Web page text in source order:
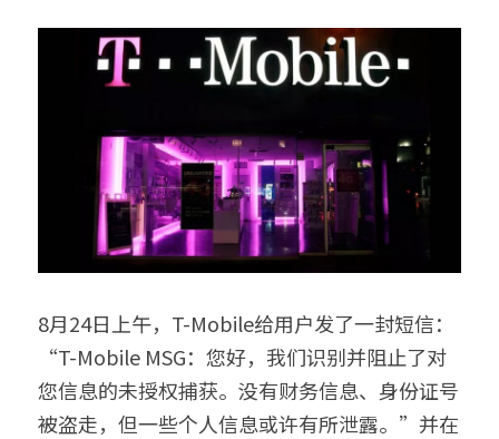
8月24日上午，T-Mobile给用户发了一封短信：
“T-Mobile MSG：您好，我们识别并阻止了对
您信息的未授权捕获。没有财务信息、身份证号
被盗走，但一些个人信息或许有所泄露。”并在